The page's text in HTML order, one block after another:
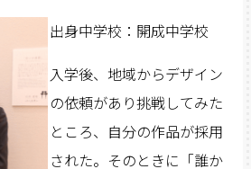
出身中学校：開成中学校
入学後、地域からデザイン
の依頼があり挑戦してみた
ところ、自分の作品が採用
された。そのときに「誰か